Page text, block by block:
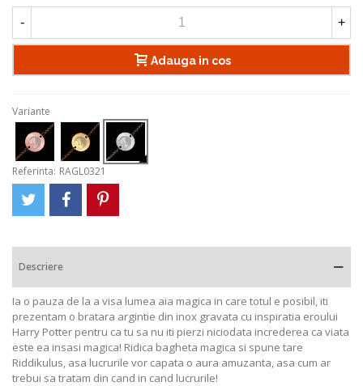
- +
Adauga in cos
Variante
Referinta: RAGL0321
Descriere
Ia o pauza de la a visa lumea aia magica in care totul e posibil, iti
prezentam o bratara argintie din inox gravata cu inspiratia eroului
Harry Potter pentru ca tu sa nu iti pierzi niciodata increderea ca viata
este ea insasi magica! Ridica bagheta magica si spune tare
Riddikulus, asa lucrurile vor capata o aura amuzanta, asa cum ar
trebui sa tratam din cand in cand lucrurile!